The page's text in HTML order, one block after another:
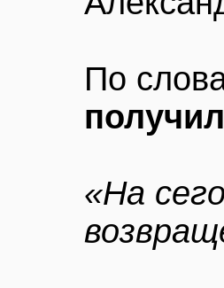
По
«На